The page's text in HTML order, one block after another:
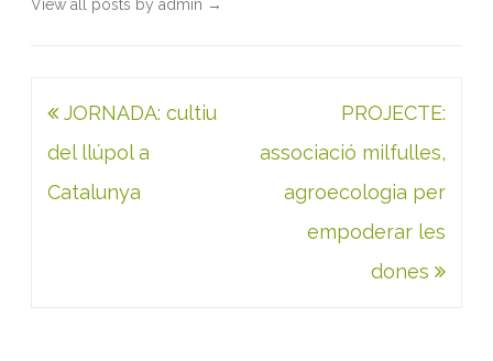
View all posts by admin →
Navegació
d'entrades
JORNADA: cultiu
del llúpol a
Catalunya
PROJECTE:
associació milfulles,
agroecologia per
empoderar les
dones